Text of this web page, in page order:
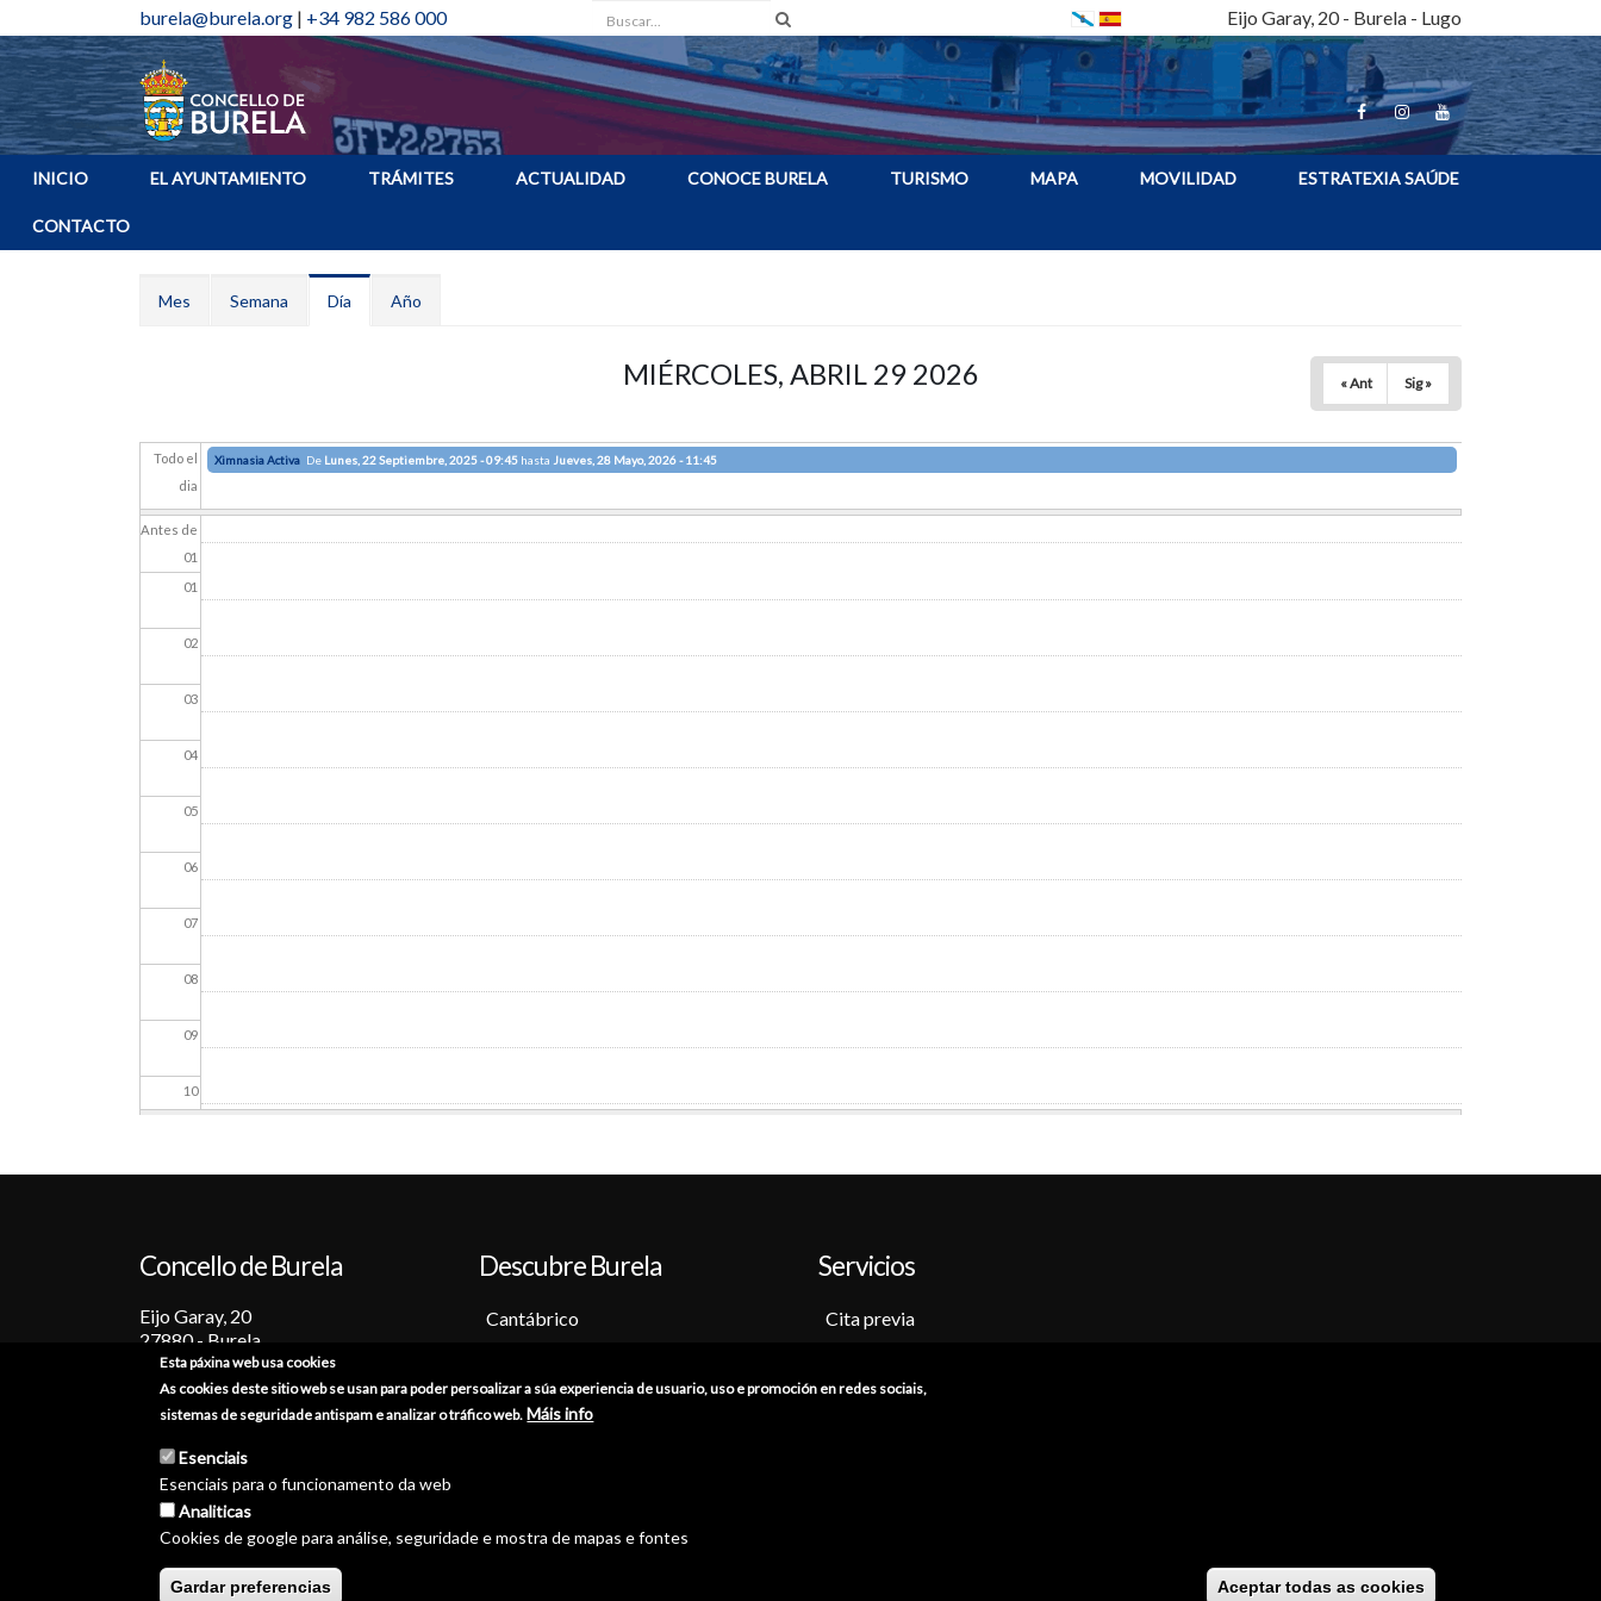
burela@burela.org | +34 982 586 000 Buscar Eijo Garay, 20 - Burela - Lugo
INICIO EL AYUNTAMIENTO TRÁMITES ACTUALIDAD CONOCE BURELA TURISMO MAPA MOVILIDAD ESTRATEXIA SAÚDE
CONTACTO
Solapas principales
Mes Semana Día (solapaAño
MIÉRCOLES, ABRIL 29 2026 « Ant Sig »
Todo el
dia
Ximnasia Activa De Lunes, 22 Septiembre, 2025 - 09:45hasta Jueves, 28 Mayo, 2026 - 11:45
Antes de
01
01
02
03
04
05
06
07
08
09
10
14
15
17
18
19
Concello de Burela
Eijo Garay, 20
27880 - Burela
Lugo (España)
+34 982 586 000
burela@burela.org
Descubre Burela
Cantábrico
Tradición
Fiestas
Servicios
Cita previa
Catálogo de trámites
© Concello de Burela 2026 // GaliciaDigital
Esta páxina web usa cookies
As cookies deste sitio web se usan para poder persoalizar a súa experiencia de usuario, uso e promoción en redes sociais,
sistemas de seguridade antispam e analizar o tráfico web. Máis info
Esenciais
Esenciais para o funcionamento da web
Analiticas
Cookies de google para análise, seguridade e mostra de mapas e fontes
Gardar preferencias Aceptar todas as cookies